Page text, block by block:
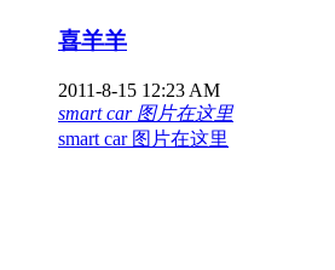
喜羊羊
2011-8-15 12:23 AM
smart car 图片在这里
smart car 图片在这里